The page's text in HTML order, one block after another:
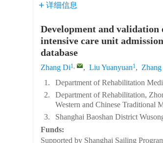
详细信息
Development and
intensive care unit
database
Zhang Di1, , Liu Yuanyuan1, Zhang
1.
Department of Rehabilitation
2.
Department of Rehabilitation,
Western and Chinese Traditional
3.
Shanghai Baoshan District
Funds:
Supported by Shanghai Sailing